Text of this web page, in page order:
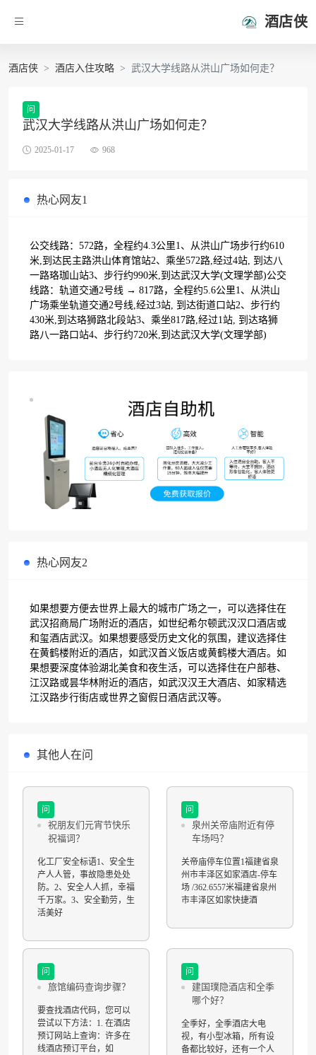
酒店侠
酒店侠 酒店入住攻略 武汉大学线路从洪山广场如何走？
问
武汉大学线路从洪山广场如何走？
2025-01-17 968
热心网友1
公交线路：572路，全程约4.3公里1、从洪山广场步行约610
米,到达民主路洪山体育馆站2、乘坐572路,经过4站, 到达八
一路珞珈山站3、步行约990米,到达武汉大学(文理学部)公交
线路：轨道交通2号线 → 817路，全程约5.6公里1、从洪山
广场乘坐轨道交通2号线,经过3站, 到达街道口站2、步行约
430米,到达珞狮路北段站3、乘坐817路,经过1站, 到达珞狮
路八一路口站4、步行约720米,到达武汉大学(文理学部)
热心网友2
如果想要方便去世界上最大的城市广场之一，可以选择住在
武汉招商局广场附近的酒店，如世纪希尔顿武汉汉口酒店或
和玺酒店武汉。如果想要感受历史文化的氛围，建议选择住
在黄鹤楼附近的酒店，如武汉首义饭店或黄鹤楼大酒店。如
果想要深度体验湖北美食和夜生活，可以选择住在户部巷、
江汉路或昙华林附近的酒店，如武汉汉王大酒店、如家精选
江汉路步行街店或世界之窗假日酒店武汉等。
其他人在问
问
祝朋友们元宵节快乐
祝福词？
化工厂安全标语1、安全生
产人人管，事故隐患处处
防。2、安全人人抓，幸福
千万家。3、安全勤劳，生
活美好
问
泉州关帝庙附近有停
车场吗？
关帝庙停车位置1福建省泉
州市丰泽区如家酒店-停车
场 /362.6557米福建省泉州
市丰泽区如家快捷酒
问
旅馆编码查询步骤？
要查找酒店代码，您可以
尝试以下方法：1. 在酒店
预订网站上查询：许多在
线酒店预订平台，如
问
建国璞隐酒店和全季
哪个好？
全季好，全季酒店大电
视，有小型冰箱，所有设
备都比较好，还有一个人